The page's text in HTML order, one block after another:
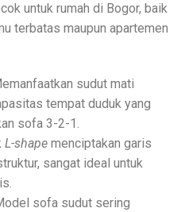
untuk rumah di Bogor, baik
terbatas maupun apartemen
sudut mati
tempat duduk yang
sofa 3-2-1.
L-shape menciptakan garis
sangat ideal untuk
sofa sudut sering